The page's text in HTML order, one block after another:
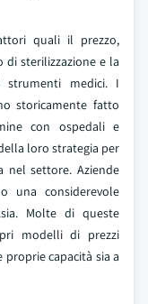
quali il prezzo,
sterilizzazione e la
strumenti medici. I
storicamente fatto
con ospedali e
loro strategia per
nel settore. Aziende
una considerevole
Molte di queste
modelli di prezzi
capacità sia a